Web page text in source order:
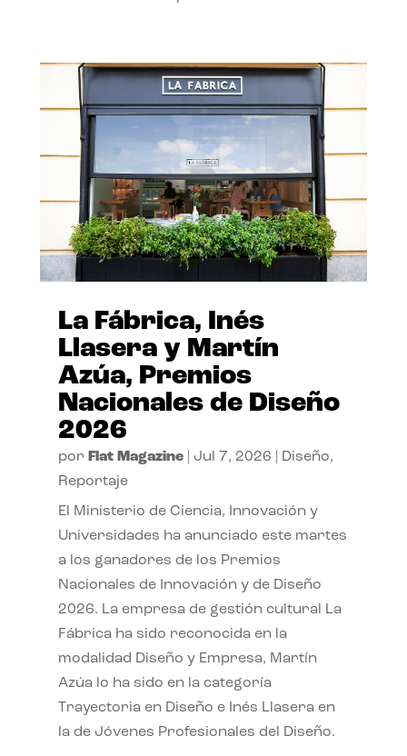
La Fábrica, Inés
Llasera y Martín
Azúa, Premios
Nacionales de Diseño
2026
por Flat Magazine| Jul 7, 2026 Diseño,
Reportaje
El Ministerio de Ciencia, Innovación y
Universidades ha anunciado este martes
a los ganadores de los Premios
Nacionales de Innovación y de Diseño
2026. La empresa de gestión cultural La
Fábrica ha sido reconocida en la
modalidad Diseño y Empresa, Martín
Azúa lo ha sido en la categoría
Trayectoria en Diseño e Inés Llasera en
la de Jóvenes Profesionales del Diseño.